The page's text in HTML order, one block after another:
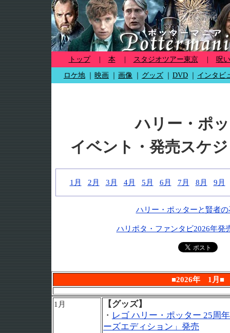
トップ 本 スタジオツアー東京 呪
ロケ地 映画 画像 グッズ DVD インタビ
ハリー・ポ
イベント・発売スケ
1月 2月 3月 4月 5月 6月 7月 8月 9月
ハリー・ポッターと賢者の
ハリポタ・ファンタビ2026年発
■2026年 1月■
1月
【グッズ】
・ レゴ ハリー・ポッター 25周
ーズエディション」発売